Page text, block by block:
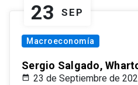
23 SEP
Macroeconomía
Sergio Salgado,
23 de Septiembre de